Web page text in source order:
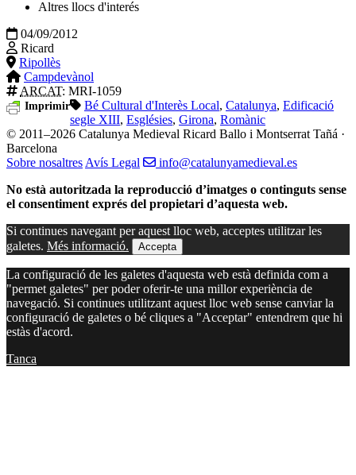
Altres llocs d'interés
04/09/2012
Ricard
Ripollès
Campdevànol
ARCAT: MRI-1059
Imprimir Bé Cultural d'Interès Local, Catalunya, Edificació
segle XIII, Esglésies, Girona, Romànic
© 2011–2026 Catalunya Medieval Ricard Ballo i Montserrat Tañá ·
Barcelona
Sobre nosaltres Avís Legal
info@catalunyamedieval.es
No està autoritzada la reproducció d’imatges o continguts sense
el consentiment exprés del propietari d’aquesta web.
Si continues navegant per aquest lloc web, acceptes utilitzar les
galetes. Més informació. Accepta
La configuració de les galetes d'aquesta web està definida com a
"permet galetes" per poder oferir-te una millor experiència de
navegació. Si continues utilitzant aquest lloc web sense canviar la
configuració de galetes o bé cliques a "Acceptar" entendrem que hi
estàs d'acord.
Tanca